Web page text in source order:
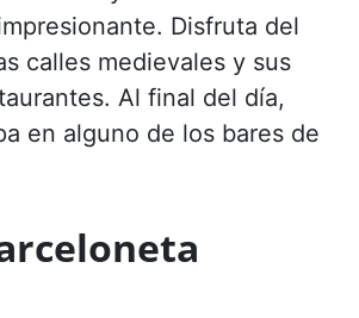
Disfruta del
calles medievales y sus
Al final del día,
en alguno de los bares de